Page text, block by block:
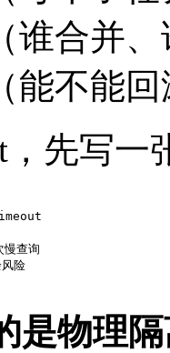
谁合并
能不能
先写一
查询
险
是物理